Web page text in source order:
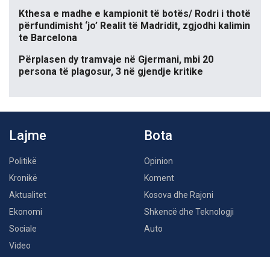
Kthesa e madhe e kampionit të botës/ Rodri i thotë
përfundimisht ‘jo’ Realit të Madridit, zgjodhi kalimin
te Barcelona
Përplasen dy tramvaje në Gjermani, mbi 20
persona të plagosur, 3 në gjendje kritike
Lajme
Politikë
Kronikë
Aktualitet
Ekonomi
Sociale
Video
Bota
Opinion
Koment
Kosova dhe Rajoni
Shkencë dhe Teknologji
Auto